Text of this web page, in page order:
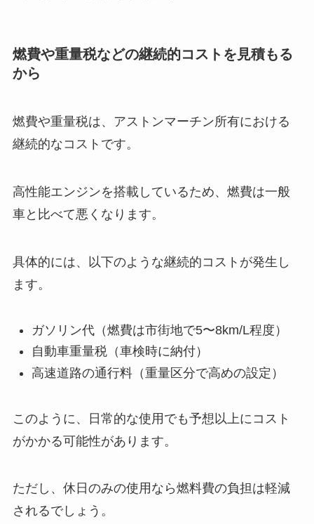
燃費や重量税などの継続的コストを見積もる
から
燃費や重量税は、アストンマーチン所有における
継続的なコストです。
高性能エンジンを搭載しているため、燃費は一般
車と比べて悪くなります。
具体的には、以下のような継続的コストが発生し
ます。
ガソリン代（燃費は市街地で5〜8km/L程度）
自動車重量税（車検時に納付）
高速道路の通行料（重量区分で高めの設定）
このように、日常的な使用でも予想以上にコスト
がかかる可能性があります。
ただし、休日のみの使用なら燃料費の負担は軽減
されるでしょう。